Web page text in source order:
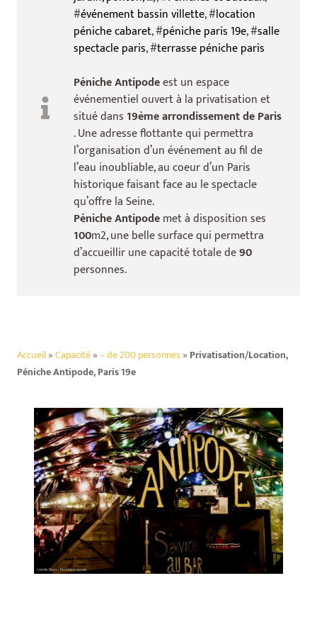
#événement bassin villette, #location
péniche cabaret, #péniche paris 19e, #salle
spectacle paris, #terrasse péniche paris
Péniche Antipodeest un espace
événementiel ouvert à la privatisation et
situé dans 19ème arrondissement de Paris
. Une adresse flottante qui permettra
l’organisation d’un événement au fil de
l’eau inoubliable, au coeur d’un Paris
historique faisant face au le spectacle
qu’offre la Seine.
Péniche Antipodemet à disposition ses
100m2, une belle surface qui permettra
d’accueillir une capacité totale de90
personnes.
Accueil»Capacité»– de 200 personnes » Privatisation/Location,
Péniche Antipode, Paris 19e